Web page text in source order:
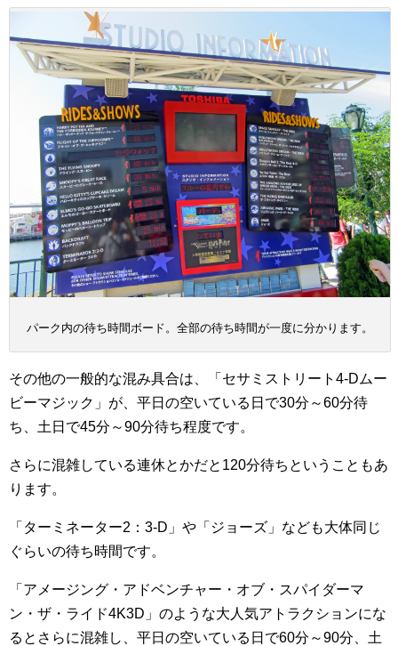
パーク内の待ち時間ボード。全部の待ち時間が一度に分かります。
その他の一般的な混み具合は、「セサミストリート4-Dムー
ビーマジック」が、平日の空いている日で30分～60分待
ち、土日で45分～90分待ち程度です。
さらに混雑している連休とかだと120分待ちということもあ
ります。
「ターミネーター2：3-D」や「ジョーズ」なども大体同じ
ぐらいの待ち時間です。
「アメージング・アドベンチャー・オブ・スパイダーマ
ン・ザ・ライド4K3D」のような大人気アトラクションにな
るとさらに混雑し、平日の空いている日で60分～90分、土